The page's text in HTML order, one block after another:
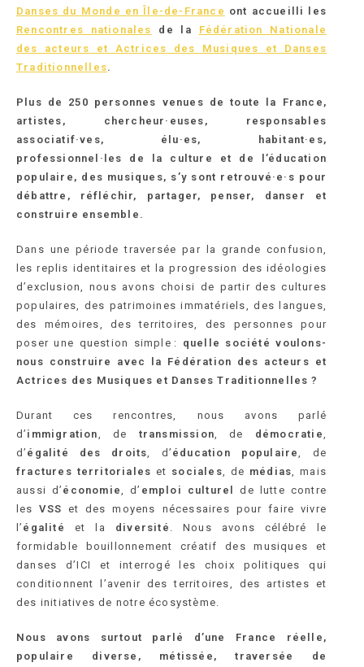
Danses du Monde en Île-de-France ont accueilli les
Rencontres nationales
de la Fédération Nationale
des acteurs et Actrices des Musiques et Danses
Traditionnelles.
Plus de 250 personnes venues de toute la France,
artistes, chercheur·euses, responsables
associatif·ves, élu·es, habitant·es,
professionnel·les de la culture et de l’éducation
populaire, des musiques, s’y sont retrouvé·e·s pour
débattre, réfléchir, partager, penser, danser et
construire ensemble.
Dans une période traversée par la grande confusion,
les replis identitaires et la progression des idéologies
d’exclusion, nous avons choisi de partir des cultures
populaires, des patrimoines immatériels, des langues,
des mémoires, des territoires, des personnes pour
poser une question simple : quelle société voulons-
nous construire avec la Fédération des acteurs et
Actrices des Musiques et Danses Traditionnelles ?
Durant ces rencontres, nous avons parlé
d’ immigration , de transmission , de démocratie
d’ égalité des droits , d’ éducation populaire
, de
fractures territoriales et sociales , de médias , mais
aussi d’ économie , d’ emploi culturel
de lutte contre
lesVSS et des moyens nécessaires pour faire vivre
l’ égalité et la diversité
. Nous avons célébré le
formidable bouillonnement créatif des musiques et
danses d’ICI et interrogé les choix politiques qui
conditionnent l’avenir des territoires, des artistes et
des initiatives de notre écosystème.
Nous avons surtout parlé d’une France réelle,
populaire diverse, métissée, traversée de